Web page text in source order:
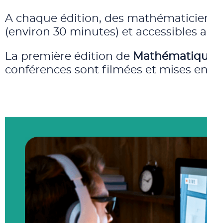
A chaque édition, des
(environ 30 minutes) et accessibles
La première édition de
conférences sont filmées et mises